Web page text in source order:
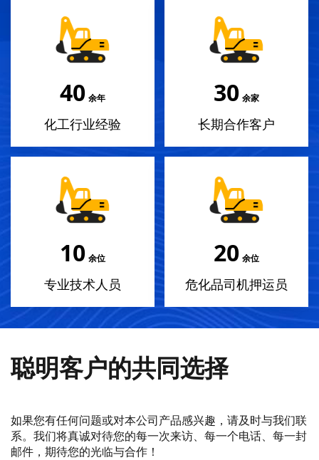
40 余年
化工行业经验
30 余家
长期合作客户
10 余位
专业技术人员
20 余位
危化品司机押运员
聪明客户的共同选择
如果您有任何问题或对本公司产品感兴趣，请及时与我们联
系。我们将真诚对待您的每一次来访、每一个电话、每一封
邮件，期待您的光临与合作！